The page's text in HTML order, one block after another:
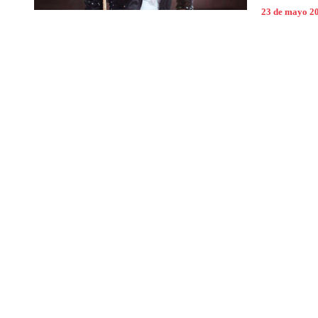
23 de mayo